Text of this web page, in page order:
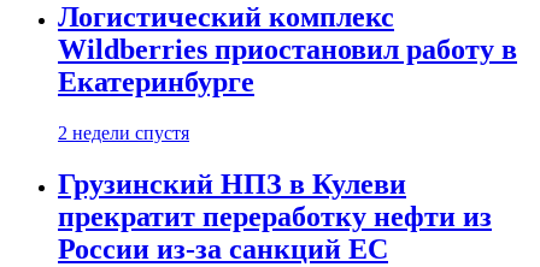
Логистический комплекс
Wildberries приостановил работу в
Екатеринбурге
2 недели спустя
Грузинский НПЗ в Кулеви
прекратит переработку нефти из
России из-за санкций ЕС